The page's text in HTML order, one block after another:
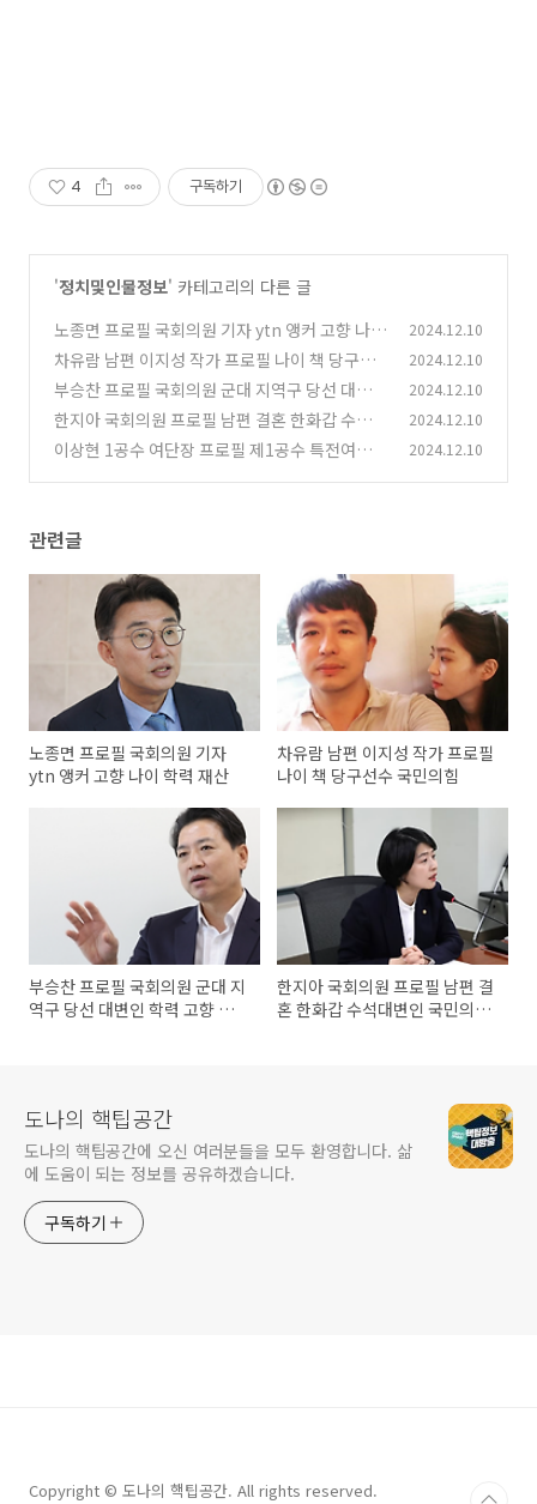
4 구독하기
'정치및인물정보' 카테고리의 다른 글
노종면 프로필 국회의원 기자 ytn 앵커 고향 나이
학력 재산
(0)
2024.12.10
차유람 남편 이지성 작가 프로필 나이 책 당구선
수 국민의힘
(0)
2024.12.10
부승찬 프로필 국회의원 군대 지역구 당선 대변인
학력 고향 재산
(0)
2024.12.10
한지아 국회의원 프로필 남편 결혼 한화갑 수석대
변인 국민의힘 의원 (0)
2024.12.10
이상현 1공수 여단장 프로필 제1공수 특전여단 2024.12.10
관련글
노종면 프로필 국회의원 기자
ytn 앵커 고향 나이 학력 재산
차유람 남편 이지성 작가 프로필
나이 책 당구선수 국민의힘
부승찬 프로필 국회의원 군대 지
역구 당선 대변인 학력 고향 재
한지아 국회의원 프로필 남편 결
혼 한화갑 수석대변인 국민의힘
도나의 핵팁공간
도나의 핵팁공간에 오신 여러분들을 모두 환영합니다. 삶
에 도움이 되는 정보를 공유하겠습니다.
구독하기
Copyright © 도나의 핵팁공간. All rights reserved.